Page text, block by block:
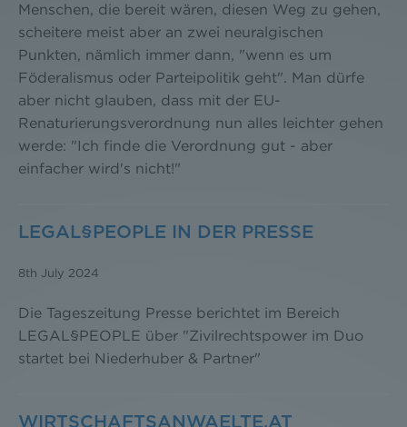
Menschen, die bereit wären, diesen Weg zu gehen,
scheitere meist aber an zwei neuralgischen
Punkten, nämlich immer dann, "wenn es um
Föderalismus oder Parteipolitik geht". Man dürfe
aber nicht glauben, dass mit der EU-
Renaturierungsverordnung nun alles leichter gehen
werde: "Ich finde die Verordnung gut - aber
einfacher wird's nicht!"
LEGAL§PEOPLE IN DER PRESSE
8th July 2024
Die Tageszeitung Presse berichtet im Bereich
LEGAL§PEOPLE über "Zivilrechtspower im Duo
startet bei Niederhuber & Partner"
WIRTSCHAFTSANWAELTE.AT